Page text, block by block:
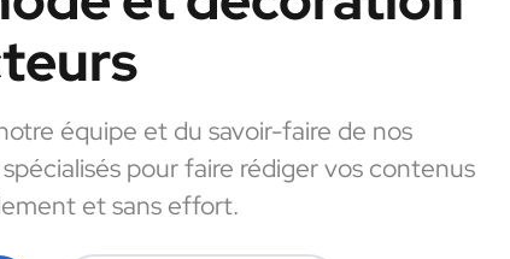
équipe et du savoir-faire de nos
pour faire rédiger vos contenus
et sans effort.